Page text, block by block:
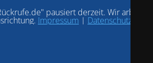
pausiert derzeit. Wir arbeiten
Impressum | Datenschutz